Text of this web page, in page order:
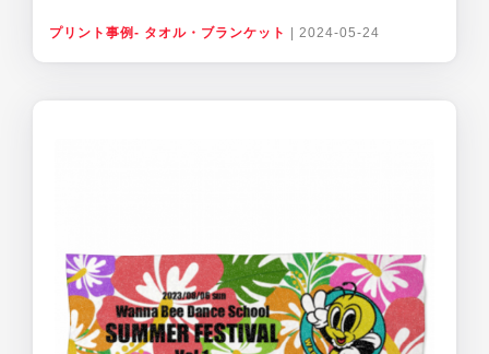
プリント事例- タオル・ブランケット 2024-05-24